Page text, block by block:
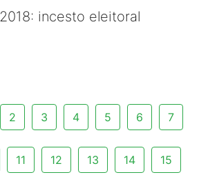
2018: incesto eleitoral
2 3 4 5 6 7
11 12 13 14 15